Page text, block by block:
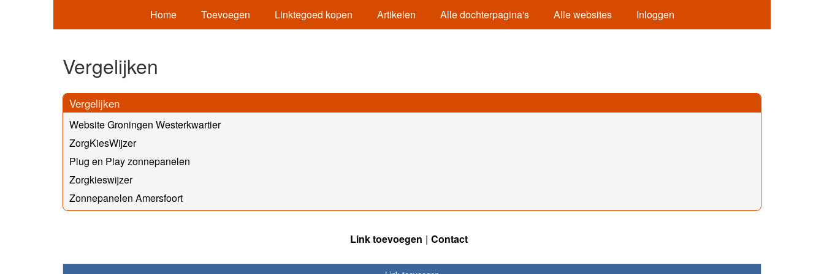
Home Toevoegen Linktegoed kopen Artikelen Alle dochterpagina's Alle websites Inloggen
Vergelijken
Vergelijken
Website Groningen Westerkwartier
ZorgKiesWijzer
Plug en Play zonnepanelen
Zorgkieswijzer
Zonnepanelen Amersfoort
Link toevoegen Contact